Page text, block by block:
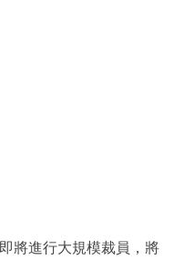
將進行大規模裁員，將